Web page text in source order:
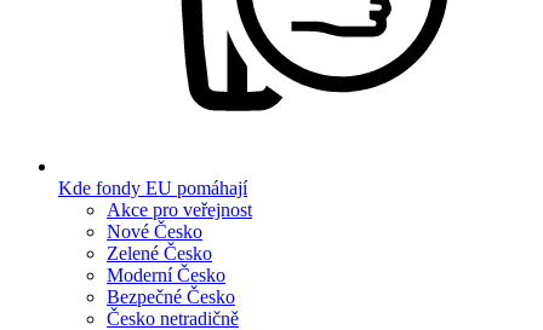
Kde fondy EU pomáhají
Akce pro veřejnost
Nové Česko
Zelené Česko
Moderní Česko
Bezpečné Česko
Česko netradičně